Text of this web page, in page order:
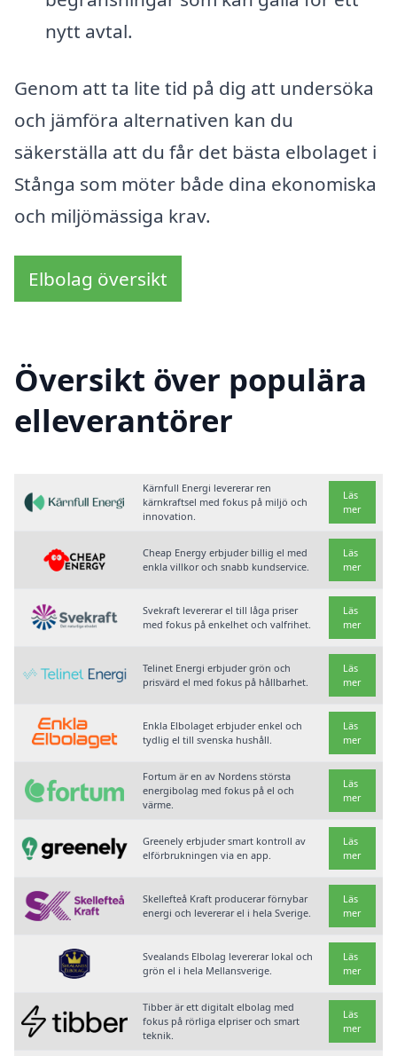
nytt avtal.
Genom att ta lite tid på dig att undersöka
och jämföra alternativen kan du
säkerställa att du får det bästa elbolaget i
Stånga som möter både dina ekonomiska
och miljömässiga krav.
Elbolag översikt
Översikt över populära
elleverantörer
Kärnfull Energi levererar ren
kärnkraftsel med fokus på miljö och
innovation.
Läs
mer
Cheap Energy erbjuder billig el med
enkla villkor och snabb kundservice.
Läs
mer
Svekraft levererar el till låga priser
med fokus på enkelhet och valfrihet.
Läs
mer
Telinet Energi erbjuder grön och
prisvärd el med fokus på hållbarhet.
Läs
mer
Enkla Elbolaget erbjuder enkel och
tydlig el till svenska hushåll.
Läs
mer
Fortum är en av Nordens största
energibolag med fokus på el och
värme.
Läs
mer
Greenely erbjuder smart kontroll av
elförbrukningen via en app.
Läs
mer
Skellefteå Kraft producerar förnybar
energi och levererar el i hela Sverige.
Läs
mer
Svealands Elbolag levererar lokal och
grön el i hela Mellansverige.
Läs
mer
Tibber är ett digitalt elbolag med
fokus på rörliga elpriser och smart
teknik.
Läs
mer